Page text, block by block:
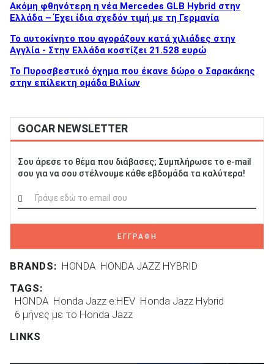
Ακόμη φθηνότερη η νέα Mercedes GLB Hybrid στην
Ελλάδα – Έχει ίδια σχεδόν τιμή με τη Γερμανία
To αυτοκίνητο που αγοράζουν κατά χιλιάδες στην
Αγγλία - Στην Ελλάδα κοστίζει 21.528 ευρώ
Το Πυροσβεστικό όχημα που έκανε δώρο ο Σαρακάκης
στην επίλεκτη ομάδα Βιλίων
GOCAR NEWSLETTER
Σου άρεσε το θέμα που διάβασες; Συμπλήρωσε το e-mail
σου για να σου στέλνουμε κάθε εβδομάδα τα καλύτερα!
ΕΓΓΡΑΦΗ
BRANDS: HONDA HONDA JAZZ HYBRID
TAGS:
HONDA Honda Jazz e:HEV Honda Jazz Hybrid
6 μήνες με το Honda Jazz
LINKS